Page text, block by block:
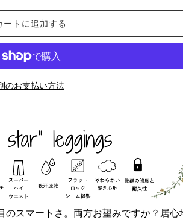
ートに追加する
のお支払い方法
のスマートさ。両方お望みですか？居心